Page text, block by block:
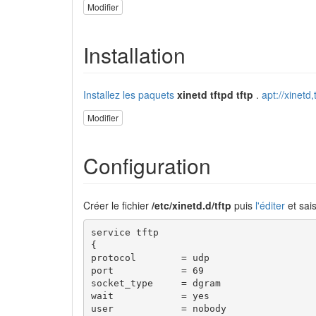
Modifier
Installation
Installez les paquets xinetd tftpd tftp . apt://
Modifier
Configuration
Créer le fichier /etc/xinetd.d/tftp puis l'éditer et
service tftp
{
protocol        = udp
port            = 69
socket_type     = dgram
wait            = yes
user            = nobody